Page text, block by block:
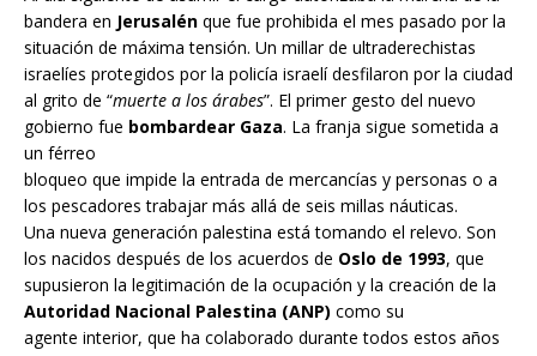
bandera en Jerusalén que fue prohibida el mes pasado por la
situación de máxima tensión. Un millar de ultraderechistas
israelíes protegidos por la policía israelí desfilaron por la ciudad
al grito de “muerte a los árabes”. El primer gesto del nuevo
gobierno fue bombardear Gaza. La franja sigue sometida a
un férreo
bloqueo que impide la entrada de mercancías y personas o a
los pescadores trabajar más allá de seis millas náuticas.
Una nueva generación palestina está tomando el relevo. Son
los nacidos después de los acuerdos de Oslo de 1993, que
supusieron la legitimación de la ocupación y la creación de la
Autoridad Nacional Palestina (ANP) como su
agente interior, que ha colaborado durante todos estos años